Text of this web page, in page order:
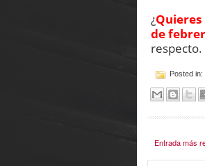
¿
de
respecto.
Posted in:
Entrada más